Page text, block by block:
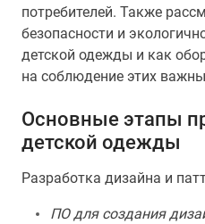
потребителей. Также
безопасности и
детской одежды и как
на соблюдение этих
Основные этапы
детской одежды
Разработка дизайна и
ПО для создания